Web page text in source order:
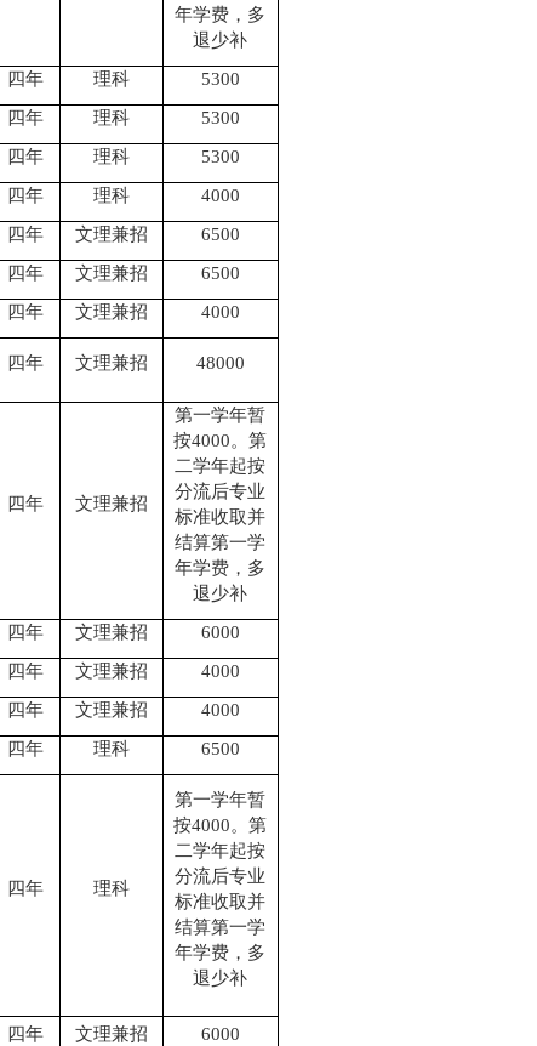
年学费，多
退少补
四年 理科
5300
四年 理科
5300
四年 理科
5300
四年 理科 4000
四年 文理兼招
6500
四年 文理兼招
6500
四年 文理兼招
4000
四年 文理兼招 48000
四年 文理兼招
第一学年暂
按4000。第
二学年起按
分流后专业
标准收取并
结算第一学
年学费，多
退少补
四年 文理兼招
6000
四年 文理兼招
4000
四年 文理兼招 4000
四年 理科 6500
四年 理科
第一学年暂
按4000。第
二学年起按
分流后专业
标准收取并
结算第一学
年学费，多
退少补
四年 文理兼招 6000